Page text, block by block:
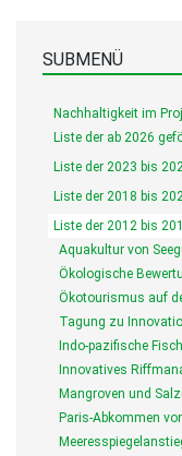
SUBMENÜ
Nachhaltigkeit im
Liste der ab 2026
Liste der 2023 bis
Liste der 2018 bis
Liste der 2012 bis
Aquakultur von
Ökologische
Ökotourismus auf
Tagung zu
Indo-pazifische
Innovatives
Mangroven und
Paris-Abkommen